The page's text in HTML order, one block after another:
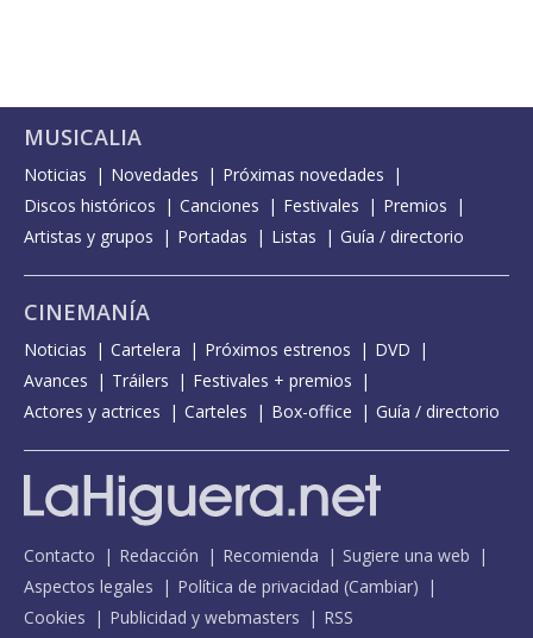
MUSICALIA
Noticias Novedades
Próximas novedades
Discos históricos
Canciones Festivales
Premios
Artistas y grupos
Portadas Listas Guía / directorio
CINEMANÍA
Noticias Cartelera Próximos estrenos
DVD
Avances
Tráilers
Festivales + premios
Actores y actrices
Carteles Box-office Guía / directorio
Contacto Redacción Recomienda
Sugiere una web
Aspectos legales
Política de privacidad (Cambiar)
Cookies
Publicidad y webmasters RSS